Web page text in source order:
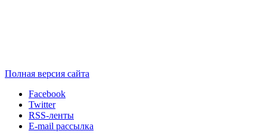
Полная версия сайта
Facebook
Twitter
RSS-ленты
E-mail рассылка